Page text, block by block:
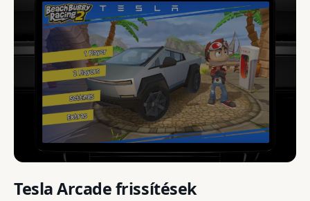
Tesla Arcade frissítések